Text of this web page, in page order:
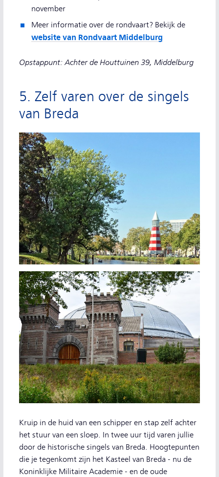
november
Meer informatie over de rondvaart? Bekijk de
website van Rondvaart Middelburg
Opstappunt: Achter de Houttuinen 39, Middelburg
5. Zelf varen over de singels
van Breda
Kruip in de huid van een schipper en stap zelf achter
het stuur van een sloep. In twee uur tijd varen jullie
door de historische singels van Breda. Hoogtepunten
die je tegenkomt zijn het Kasteel van Breda - nu de
Koninklijke Militaire Academie - en de oude